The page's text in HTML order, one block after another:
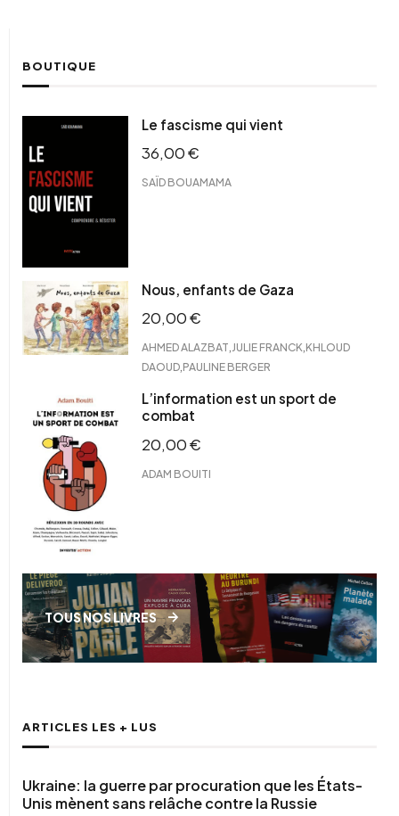
BOUTIQUE
Le fascisme qui vient
36,00€
SAÏD BOUAMAMA
Nous, enfants de Gaza
20,00€
AHMED ALAZBAT JULIE FRANCK KHLOUD
DAOUD PAULINE BERGER
L’information est un sport de
combat
20,00€
ADAM BOUITI
TOUS NOS LIVRES
ARTICLES LES + LUS
Ukraine: la guerre par procuration que les États-
Unis mènent sans relâche contre la Russie